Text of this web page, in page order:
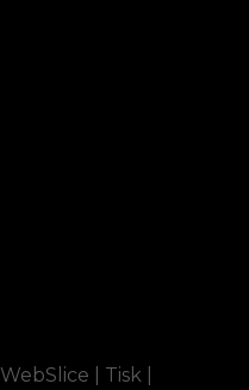
WebSlice Tisk